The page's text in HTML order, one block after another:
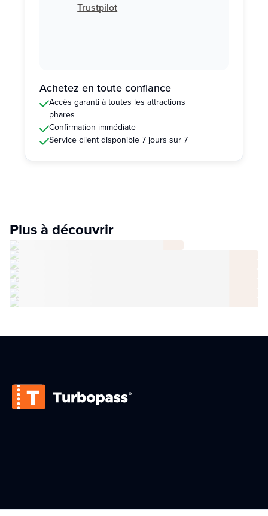
Trustpilot
Achetez en toute confiance
Accès garanti à toutes les attractions
phares
Confirmation immédiate
Service client disponible 7 jours sur 7
Plus à découvrir